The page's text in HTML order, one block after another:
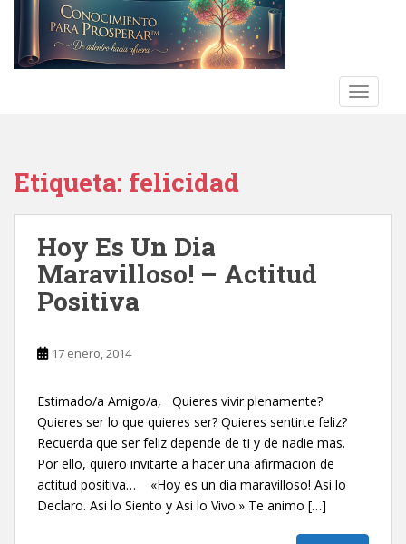
Etiqueta: felicidad
Hoy Es Un Dia
Maravilloso! – Actitud
Positiva
17 enero, 2014
Estimado/a Amigo/a, Quieres vivir plenamente?
Quieres ser lo que quieres ser? Quieres sentirte feliz?
Recuerda que ser feliz depende de ti y de nadie mas.
Por ello, quiero invitarte a hacer una afirmacion de
actitud positiva… «Hoy es un dia maravilloso! Asi lo
Declaro. Asi lo Siento y Asi lo Vivo.» Te animo […]